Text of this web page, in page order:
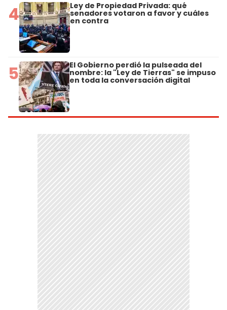
4 Ley de Propiedad Privada: qué
senadores votaron a favor y cuáles
en contra
5 El Gobierno perdió la pulseada del
nombre: la "Ley de Tierras" se impuso
en toda la conversación digital